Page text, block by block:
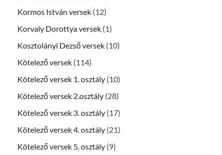
Kormos István versek (12)
Korvaly Dorottya versek (1)
Kosztolányi Dezső versek (10)
Kötelező versek (114)
Kötelező versek 1. osztály (10)
Kötelező versek 2.osztály (28)
Kötelező versek 3. osztály (17)
Kötelező versek 4. osztály (21)
Kötelező versek 5. osztály (9)